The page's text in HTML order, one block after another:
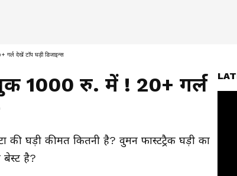
देखें टॉप घड़ी डिजाइन्स
1000 रु. में ! 20+ गर्ल
घड़ी कीमत कितनी है? वुमन फास्टट्रैक घड़ी का
बेस्ट है?